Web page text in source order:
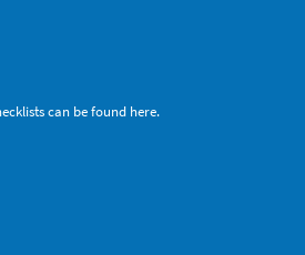
can be found here.